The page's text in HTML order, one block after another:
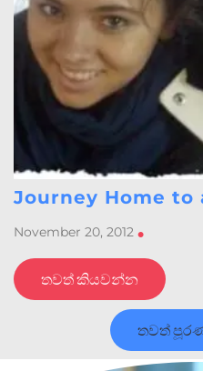
Journey Home to
November 20, 2012 •
තවත් කියවන්න
තවත්